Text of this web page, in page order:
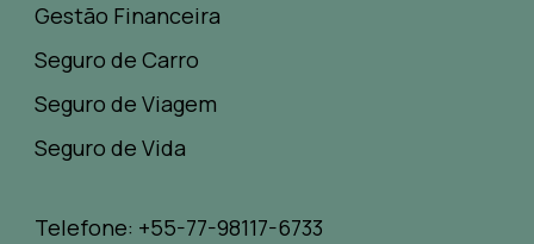
Gestão Financeira
Seguro de Carro
Seguro de Viagem
Seguro de Vida
Telefone: +55-77-98117-6733